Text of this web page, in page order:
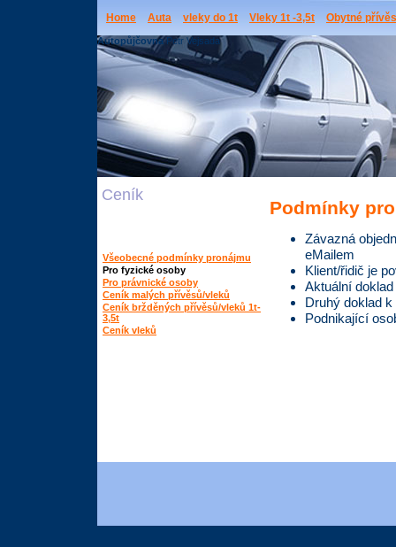
Home Auta vleky do 1t Vleky 1t -3,5t Obytné
AutopůjčovnaPetr Vejsada
Ceník
Všeobecné podmínky pronájmu
Pro fyzické osoby
Pro právnické osoby
Ceník malých přívěsů/vleků
Ceník bržděných přívěsů/vleků 1t-
3,5t
Ceník vleků
Podmínky
Závazná
eMailem
Klient/řidič je
Aktuální
Druhý doklad
Podnikající